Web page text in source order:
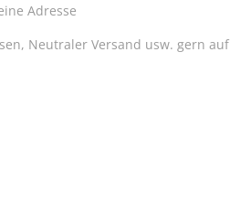
Adresse
Neutraler Versand usw. gern auf